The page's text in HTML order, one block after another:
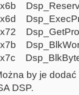
by je dodać
DSP.